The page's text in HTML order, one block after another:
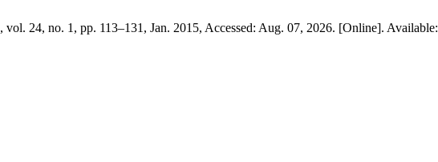
, vol. 24, no. 1, pp. 113–131, Jan. 2015, Accessed: Aug. 07, 2026. [Online]. Available: